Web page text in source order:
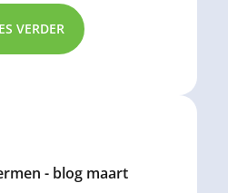
VERDER
- blog maart